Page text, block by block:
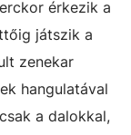
érkezik a
játszik a
zenekar
hangulatával
a dalokkal,